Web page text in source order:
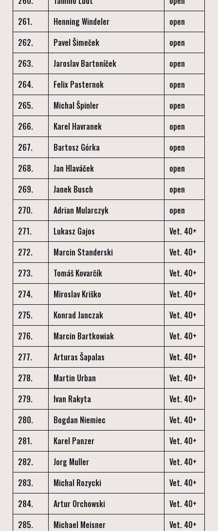
261.
Henning Windeler
open
262.
Pavel Šimeček
open
263.
Jaroslav Bartoníček
open
264.
Felix Pasternok
open
265.
Michal Špinler
open
266.
Karel Havranek
open
267.
Bartosz Górka
open
268.
Jan Hlaváček
open
269.
Janek Busch
open
270.
Adrian Mularczyk
open
271.
Lukasz Gajos
Vet. 40+
272.
Marcin Standerski
Vet. 40+
273.
Tomáš Kovarčík
Vet. 40+
274.
Miroslav Kriško
Vet. 40+
275.
Konrad Janczak
Vet. 40+
276.
Marcin Bartkowiak
Vet. 40+
277.
Arturas Šapalas
Vet. 40+
278.
Martin Urban
Vet. 40+
279.
Ivan Rakyta
Vet. 40+
280.
Bogdan Niemiec
Vet. 40+
281.
Karel Panzer
Vet. 40+
282.
Jorg Muller
Vet. 40+
283.
Michal Rozycki
Vet. 40+
284.
Artur Orchowski
Vet. 40+
285.
Michael Meisner
Vet. 40+